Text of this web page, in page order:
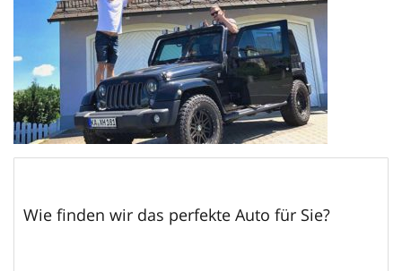
Wie finden wir das perfekte Auto für Sie?